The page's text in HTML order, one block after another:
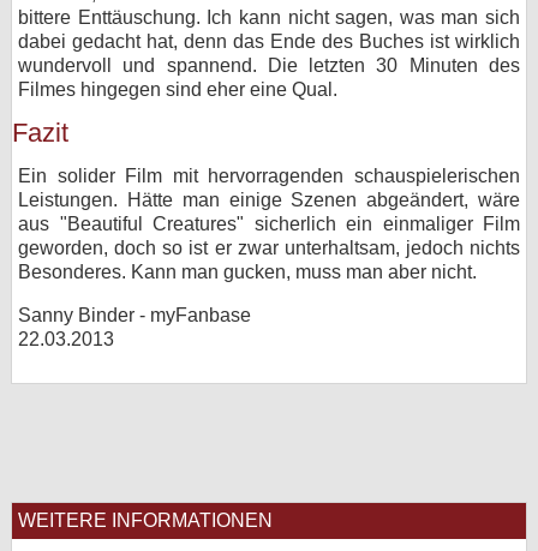
bittere Enttäuschung. Ich kann nicht sagen, was man sich
dabei gedacht hat, denn das Ende des Buches ist wirklich
wundervoll und spannend. Die letzten 30 Minuten des
Filmes hingegen sind eher eine Qual.
Fazit
Ein solider Film mit hervorragenden schauspielerischen
Leistungen. Hätte man einige Szenen abgeändert, wäre
aus "Beautiful Creatures" sicherlich ein einmaliger Film
geworden, doch so ist er zwar unterhaltsam, jedoch nichts
Besonderes. Kann man gucken, muss man aber nicht.
Sanny Binder - myFanbase
22.03.2013
WEITERE INFORMATIONEN